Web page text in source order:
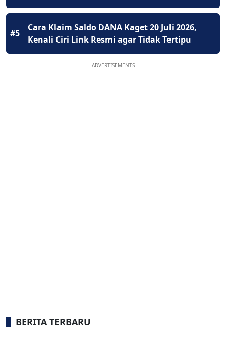
#5
Cara Klaim Saldo DANA Kaget 20 Juli 2026,
Kenali Ciri Link Resmi agar Tidak Tertipu
ADVERTISEMENTS
BERITA TERBARU